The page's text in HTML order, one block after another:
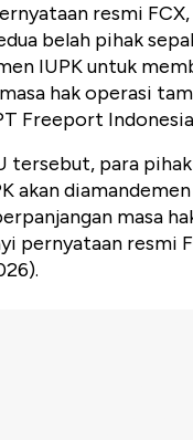
resmi
belah pihak
IUPK untuk
hak operasi
Freeport
tersebut, para
akan
masa
pernyataan resmi